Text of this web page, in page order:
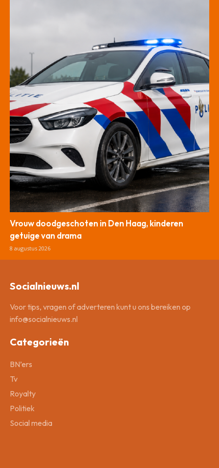
Vrouw doodgeschoten in Den Haag, kinderen
getuige van drama
8 augustus 2026
Socialnieuws.nl
Voor tips, vragen of adverteren kunt u ons bereiken op
info@socialnieuws.nl
Categorieën
BN’ers
Tv
Royalty
Politiek
Social media